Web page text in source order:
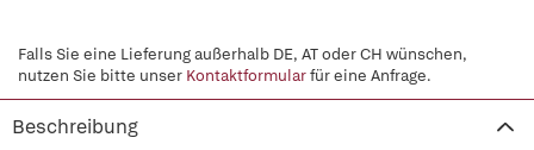
Falls Sie eine Lieferung außerhalb DE, AT oder CH wünschen,
nutzen Sie bitte unser Kontaktformularfür eine Anfrage.
Beschreibung